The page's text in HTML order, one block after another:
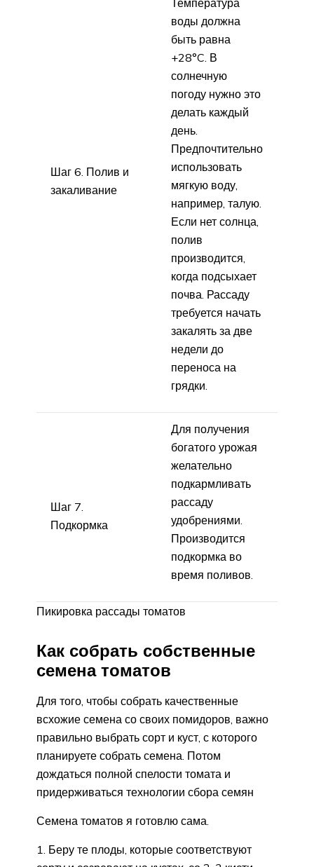
Шаг 6. Полив и
закаливание
Температура
воды должна
быть равна
+28°C. В
солнечную
погоду нужно это
делать каждый
день.
Предпочтительно
использовать
мягкую воду,
например, талую.
Если нет солнца,
полив
производится,
когда подсыхает
почва. Рассаду
требуется начать
закалять за две
недели до
переноса на
грядки.
Шаг 7.
Подкормка
Для получения
богатого урожая
желательно
подкармливать
рассаду
удобрениями.
Производится
подкормка во
время поливов.
Пикировка рассады томатов
Как собрать собственные
семена томатов
Для того, чтобы собрать качественные
всхожие семена со своих помидоров, важно
правильно выбрать сорт и куст, с которого
планируете собрать семена. Потом
дождаться полной спелости томата и
придерживаться технологии сбора семян
Семена томатов я готовлю сама.
Беру те плоды, которые соответствуют